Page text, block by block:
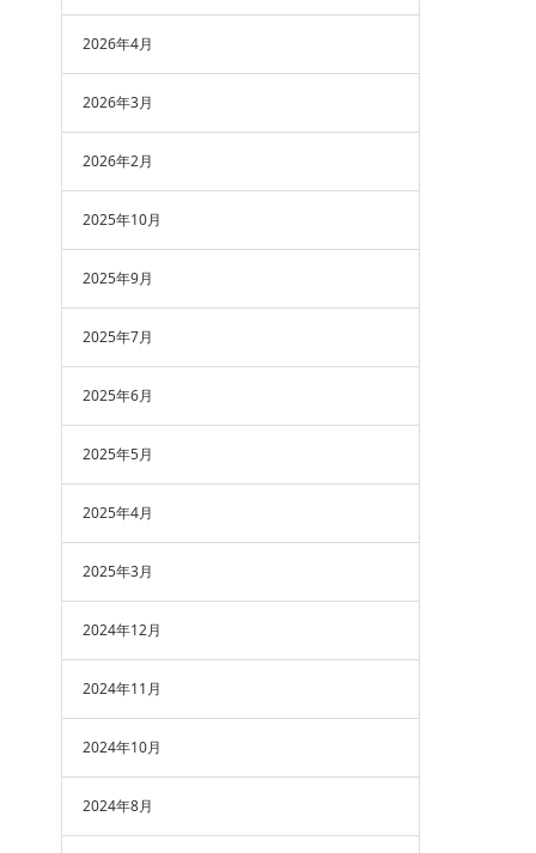
2026年4月
2026年3月
2026年2月
2025年10月
2025年9月
2025年7月
2025年6月
2025年5月
2025年4月
2025年3月
2024年12月
2024年11月
2024年10月
2024年8月